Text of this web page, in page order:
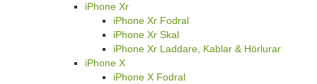
iPhone Xr
iPhone Xr Fodral
iPhone Xr Skal
iPhone Xr Laddare, Kablar & Hörlurar
iPhone X
iPhone X Fodral